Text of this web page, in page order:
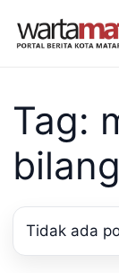
Tag:
Tidak ada